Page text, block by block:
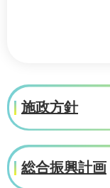
施政方針
総合振興計画